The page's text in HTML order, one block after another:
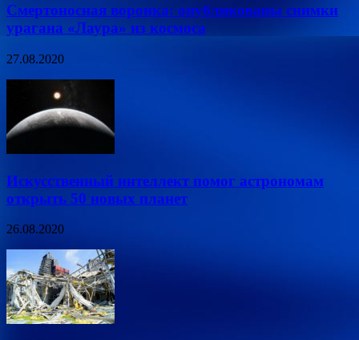
Смертоносная воронка: опубликованы снимки
урагана «Лаура» из космоса
27.08.2020
Искусственный интеллект помог астрономам
открыть 50 новых планет
26.08.2020